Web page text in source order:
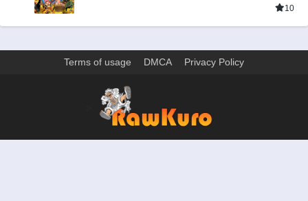
10
Terms of usage DMCA Privacy Policy